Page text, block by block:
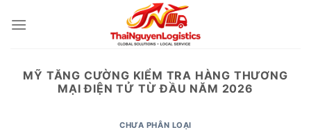
MỸ TĂNG CƯỜNG KIỂM TRA HÀNG THƯƠNG
MẠI ĐIỆN TỬ TỪ ĐẦU NĂM 2026
CHƯA PHÂN LOẠI